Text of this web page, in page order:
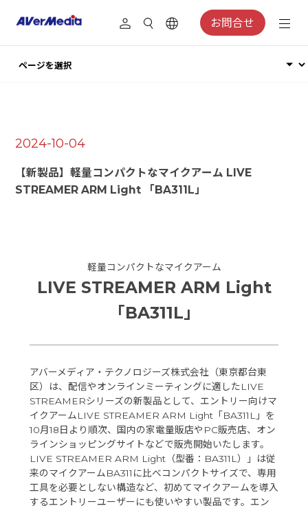
お問合せ
2024-10-04
【新製品】軽量コンパクトなマイクアーム LIVE
STREAMER ARM Light 「BA311L」
軽量コンパクトなマイクアーム
LIVE STREAMER ARM Light
「BA311L」
アバーメディア・テクノロジーズ株式会社（東京都台東
区）は、配信やオンラインミーティングに適したLIVE
STREAMERシリーズの新製品として、エントリー向けマ
イクアームLIVE STREAMER ARM Light「BA311L」を
10月18日より順次、国内の家電量販店やPC販売店、オン
ラインショッピングサイトなどで販売開始いたします。
LIVE STREAMER ARM Light（型番：BA311L）」は従
来のマイクアームBA311に比べコンパクトサイズで、専用
工具を必要としない構造など、初めてマイクアームを導入
するエントリーユーザーにも使いやすい製品です。エン